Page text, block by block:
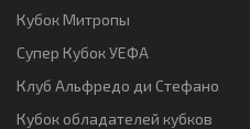
Кубок Митропы
Супер Кубок УЕФА
Клуб Альфредо ди Стефано
Кубок обладателей кубков